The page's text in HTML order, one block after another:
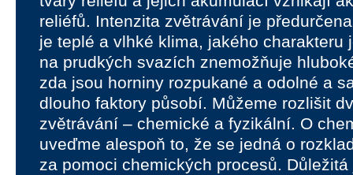
reliéfů. Intenzita zvětrávání je
je teplé a vlhké klima, jakého charakteru
na prudkých svazích znemožňuje
zda jsou horniny rozpukané a odolné a
dlouho faktory působí. Můžeme rozlišit
zvětrávání – chemické a fyzikální. O
uveďme alespoň to, že se jedná o
za pomoci chemických procesů.